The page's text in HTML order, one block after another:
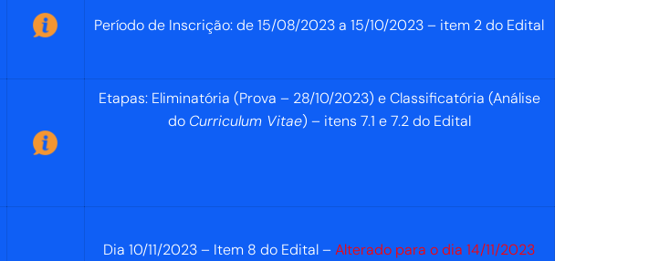
Período de Inscrição: de 15/08/2023 a 15/10/2023– item 2 do Edital
Etapas: Eliminatória (Prova – 28/10/2023) e Classificatória (Análise
do Curriculum Vitae) – itens 7.1 e 7.2 do Edital
Dia 10/11/2023 – Item 8 do Edital –Alterado para o dia 14/11/2023